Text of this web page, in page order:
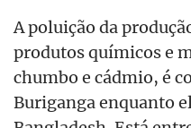
A poluição da
produtos químicos e
chumbo e cádmio, é
Buriganga enquanto